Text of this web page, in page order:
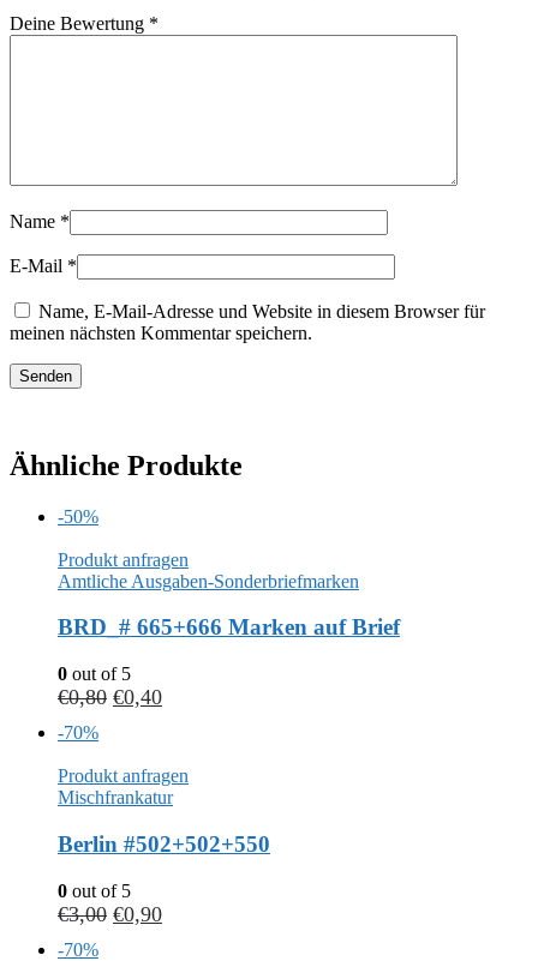
Deine Bewertung *
Name *
E-Mail *
Name, E-Mail-Adresse und Website in diesem Browser für
meinen nächsten Kommentar speichern.
Ähnliche Produkte
-50%
Produkt anfragen
Amtliche Ausgaben-Sonderbriefmarken
BRD_# 665+666 Marken auf Brief
0 out of 5
€0,80 €0,40
-70%
Produkt anfragen
Mischfrankatur
Berlin #502+502+550
0 out of 5
€3,00 €0,90
-70%